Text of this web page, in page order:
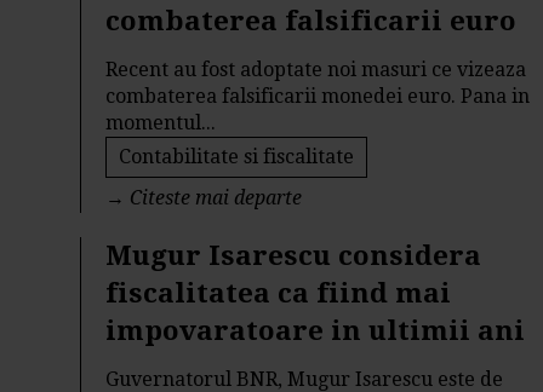
combaterea falsificarii euro
Recent au fost adoptate noi masuri ce vizeaza
combaterea falsificarii monedei euro. Pana in
momentul...
Contabilitate si fiscalitate
→ Citeste mai departe
Mugur Isarescu considera
fiscalitatea ca fiind mai
impovaratoare in ultimii ani
Guvernatorul BNR, Mugur Isarescu este de